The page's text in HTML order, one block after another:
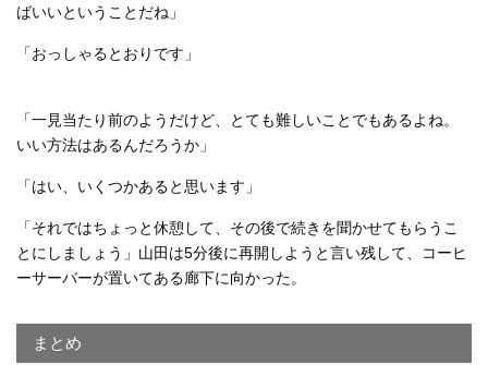
ばいいということだね」
「おっしゃるとおりです」
「一見当たり前のようだけど、とても難しいことでもあるよね。
いい方法はあるんだろうか」
「はい、いくつかあると思います」
「それではちょっと休憩して、その後で続きを聞かせてもらうこ
とにしましょう」山田は5分後に再開しようと言い残して、コーヒ
ーサーバーが置いてある廊下に向かった。
まとめ